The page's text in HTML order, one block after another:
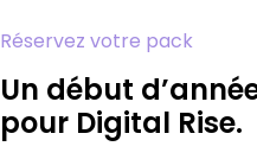
Réservez votre pack
Un début
pour Digital Rise.